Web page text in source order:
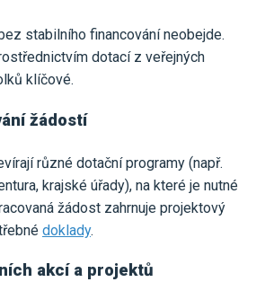
stabilního financování neobejde.
dotací z veřejných
klíčové.
žádostí
různé dotační programy (např.
krajské úřady), na které je nutné
žádost zahrnuje projektový
doklady.
akcí a projektů